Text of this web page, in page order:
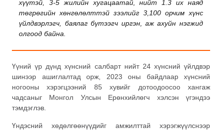
хүүтэй, 3-5 жилийн хугацаатай, нийт 1.3 их наяд
төгрөгийн хөнгөлөлттэй зээлийг 3,100 орчим хүнс
үйлдвэрлэгч, баялаг бүтээгч иргэн, аж ахуйн нэгжид
олгоод байна.
Үүний үр дүнд хүнсний салбарт нийт 24 хүнсний үйлдвэр
шинээр ашиглалтад орж, 2023 оны байдлаар хүнсний
ногооны хэрэгцээний 85 хувийг дотоодоосоо хангаж
чадсаныг Монгол Улсын Ерөнхийлөгч хэлсэн үгэндээ
тэмдэглэв.
Үндэсний хөдөлгөөнүүдийг амжилттай хэрэгжүүлснээр